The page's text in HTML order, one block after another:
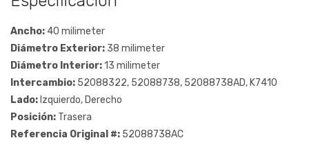
Ancho: 40 milimeter
Diámetro Exterior: 38 milimeter
Diámetro Interior:13 milimeter
Intercambio: 52088322, 52088738, 52088738AD, K7410
Lado: Izquierdo, Derecho
Posición: Trasera
Referencia Original #: 52088738AC